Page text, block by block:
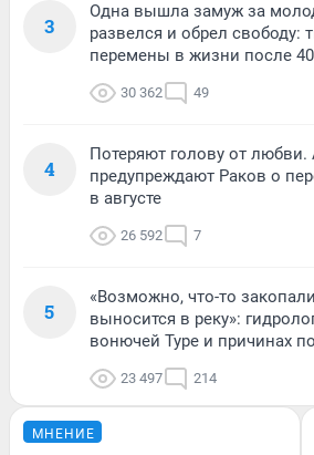
3
Одна вышла замуж за
развелся и обрел
перемены в жизни после
30 362 49
4
Потеряют голову от любви.
предупреждают Раков о
в августе
26 592 7
5
«Возможно, что-то
выносится в реку»:
вонючей Туре и причинах
23 497 214
МНЕНИЕ